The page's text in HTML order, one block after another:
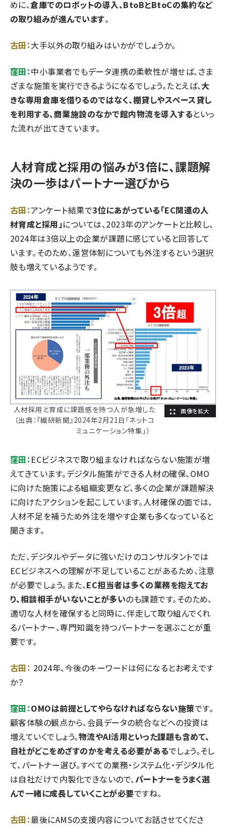
めに、倉庫でのロボットの導入、BtoBとBtoCの集約など
の取り組みが進んでいます。
古田：大手以外の取り組みはいかがでしょうか。
窪田：中小事業者でもデータ連携の柔軟性が増せば、さま
ざまな施策を実行できるようになるでしょう。たとえば、大
きな専用倉庫を借りるのではなく、棚貸しやスペース貸し
を利用する、商業施設のなかで館内物流を導入するといっ
た流れが出てきています。
人材育成と採用の悩みが3倍に、課題解
決の一歩はパートナー選びから
古田：アンケート結果で3位にあがっている「EC関連の人
材育成と採用」については、2023年のアンケートと比較し、
2024年は3倍以上の企業が課題に感じていると回答して
います。そのため、運営体制についても外注するという選択
肢も増えているようです。
人材採用と育成に課題感を持つ人が急増した
（出典：『繊研新聞』2024年2月21日「ネットコ
ミュニケーション特集」）
窪田：ECビジネスで取り組まなければならない施策が増
えてきています。デジタル施策ができる人材の確保、OMO
に向けた施策による組織変更など、多くの企業が課題解決
に向けたアクションを起こしています。人材確保の面では、
人材不足を補うため外注を増やす企業も多くなっていると
聞きます。
ただ、デジタルやデータに強いだけのコンサルタントでは
ECビジネスへの理解が不足していることがあるため、注意
が必要でしょう。また、EC担当者は多くの業務を抱えてお
り、相談相手がいないことが多いのも課題です。そのため、
適切な人材を確保すると同時に、伴走して取り組んでくれ
るパートナー、専門知識を持つパートナーを選ぶことが重
要です。
古田： 2024年、今後のキーワードは何になるとお考えです
か？
窪田：OMOは前提としてやらなければならない施策です。
顧客体験の観点から、会員データの統合などへの投資は
増えていくでしょう。物流やAI活用といった課題も含めて、
自社がどこをめざすのかを考える必要があるでしょう。そし
て、パートナー選び。すべての業務・システム化・デジタル化
は自社だけで内製化できないので、パートナーをうまく選
んで一緒に成長していくことが必要ですね。
古田：最後にAMSの支援内容についてお話させてくださ